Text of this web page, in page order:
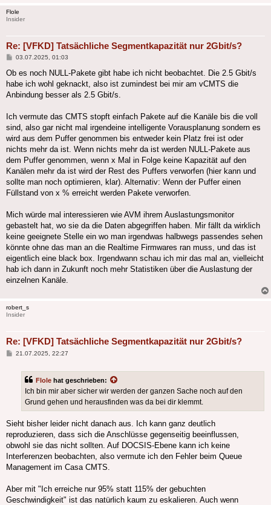
Flole
Insider
Re: [VFKD] Tatsächliche Segmentkapazität nur 2Gbit/s?
Beitrag
03.07.2025, 01:03
Ob es noch NULL-Pakete gibt habe ich nicht beobachtet. Die 2.5 Gbit/s
habe ich wohl geknackt, also ist zumindest bei mir am vCMTS die
Anbindung besser als 2.5 Gbit/s.
Ich vermute das CMTS stopft einfach Pakete auf die Kanäle bis die voll
sind, also gar nicht mal irgendeine intelligente Vorausplanung sondern es
wird aus dem Puffer genommen bis entweder kein Platz frei ist oder
nichts mehr da ist. Wenn nichts mehr da ist werden NULL-Pakete aus
dem Puffer genommen, wenn x Mal in Folge keine Kapazität auf den
Kanälen mehr da ist wird der Rest des Puffers verworfen (hier kann und
sollte man noch optimieren, klar). Alternativ: Wenn der Puffer einen
Füllstand von x % erreicht werden Pakete verworfen.
Mich würde mal interessieren wie AVM ihrem Auslastungsmonitor
gebastelt hat, wo sie da die Daten abgegriffen haben. Mir fällt da wirklich
keine geeignete Stelle ein wo man irgendwas halbwegs passendes sehen
könnte ohne das man an die Realtime Firmwares ran muss, und das ist
eigentlich eine black box. Irgendwann schau ich mir das mal an, vielleicht
hab ich dann in Zukunft noch mehr Statistiken über die Auslastung der
einzelnen Kanäle.
robert_s
Insider
Re: [VFKD] Tatsächliche Segmentkapazität nur 2Gbit/s?
Beitrag
21.07.2025, 22:27
Flole hat geschrieben:
Ich bin mir aber sicher wir werden der ganzen Sache noch auf den
Grund gehen und herausfinden was da bei dir klemmt.
Sieht bisher leider nicht danach aus. Ich kann ganz deutlich
reproduzieren, dass sich die Anschlüsse gegenseitig beeinflussen,
obwohl sie das nicht sollten. Auf DOCSIS-Ebene kann ich keine
Interferenzen beobachten, also vermute ich den Fehler beim Queue
Management im Casa CMTS.
Aber mit "Ich erreiche nur 95% statt 115% der gebuchten
Geschwindigkeit" ist das natürlich kaum zu eskalieren. Auch wenn